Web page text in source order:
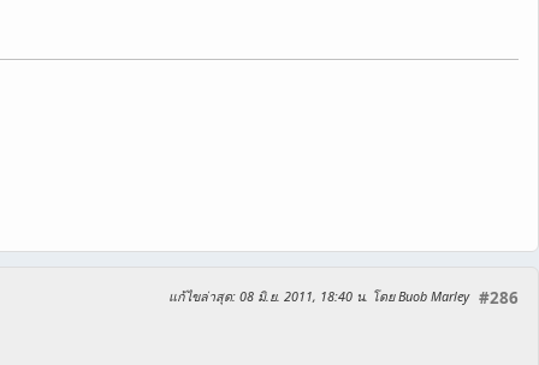
#286
แก้ไขล่าสุด: 08 มิ.ย. 2011, 18:40 น. โดย Buob Marley